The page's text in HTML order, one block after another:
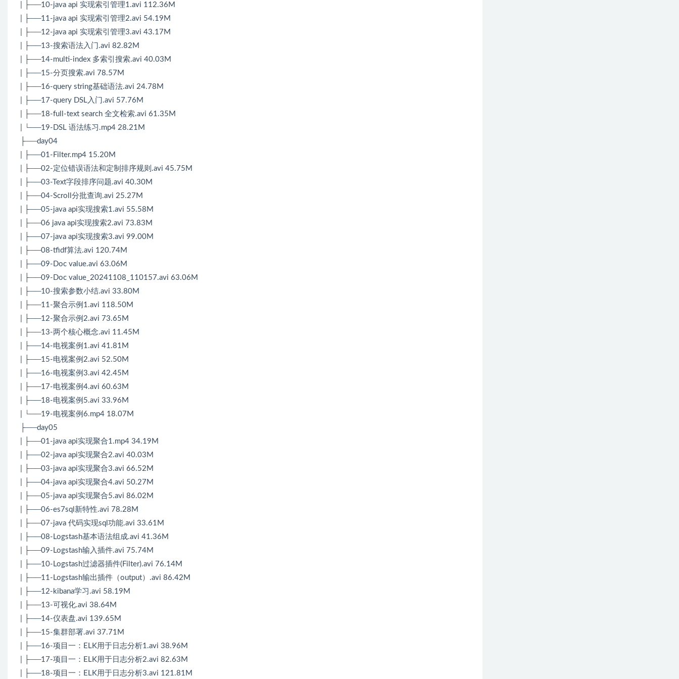
| ├──10-java api 实现索引管理1.avi 112.36M
| ├──11-java api 实现索引管理2.avi 54.19M
| ├──12-java api 实现索引管理3.avi 43.17M
| ├──13-搜索语法入门.avi 82.82M
| ├──14-multi-index 多索引搜索.avi 40.03M
| ├──15-分页搜索.avi 78.57M
| ├──16-query string基础语法.avi 24.78M
| ├──17-query DSL入门.avi 57.76M
| ├──18-full-text search 全文检索.avi 61.35M
| └──19-DSL 语法练习.mp4 28.21M
├──day04
| ├──01-Filter.mp4 15.20M
| ├──02-定位错误语法和定制排序规则.avi 45.75M
| ├──03-Text字段排序问题.avi 40.30M
| ├──04-Scroll分批查询.avi 25.27M
| ├──05-java api实现搜索1.avi 55.58M
| ├──06 java api实现搜索2.avi 73.83M
| ├──07-java api实现搜索3.avi 99.00M
| ├──08-tfidf算法.avi 120.74M
| ├──09-Doc value.avi 63.06M
| ├──09-Doc value_20241108_110157.avi 63.06M
| ├──10-搜索参数小结.avi 33.80M
| ├──11-聚合示例1.avi 118.50M
| ├──12-聚合示例2.avi 73.65M
| ├──13-两个核心概念.avi 11.45M
| ├──14-电视案例1.avi 41.81M
| ├──15-电视案例2.avi 52.50M
| ├──16-电视案例3.avi 42.45M
| ├──17-电视案例4.avi 60.63M
| ├──18-电视案例5.avi 33.96M
| └──19-电视案例6.mp4 18.07M
├──day05
| ├──01-java api实现聚合1.mp4 34.19M
| ├──02-java api实现聚合2.avi 40.03M
| ├──03-java api实现聚合3.avi 66.52M
| ├──04-java api实现聚合4.avi 50.27M
| ├──05-java api实现聚合5.avi 86.02M
| ├──06-es7sql新特性.avi 78.28M
| ├──07-java 代码实现sql功能.avi 33.61M
| ├──08-Logstash基本语法组成.avi 41.36M
| ├──09-Logstash输入插件.avi 75.74M
| ├──10-Logstash过滤器插件(Filter).avi 76.14M
| ├──11-Logstash输出插件（output）.avi 86.42M
| ├──12-kibana学习.avi 58.19M
| ├──13-可视化.avi 38.64M
| ├──14-仪表盘.avi 139.65M
| ├──15-集群部署.avi 37.71M
| ├──16-项目一：ELK用于日志分析1.avi 38.96M
| ├──17-项目一：ELK用于日志分析2.avi 82.63M
| ├──18-项目一：ELK用于日志分析3.avi 121.81M